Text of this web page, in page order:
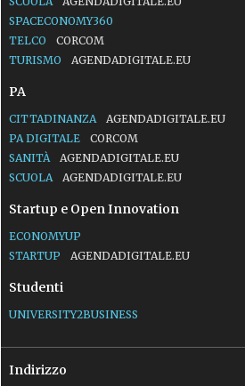
SPACECONOMY360
TELCO
CORCOM
TURISMO
AGENDADIGITALE.EU
PA
CITTADINANZA
AGENDADIGITALE.EU
PA DIGITALE
CORCOM
SANITÀ
AGENDADIGITALE.EU
SCUOLA
AGENDADIGITALE.EU
Startup e Open Innovation
ECONOMYUP
STARTUP
AGENDADIGITALE.EU
Studenti
UNIVERSITY2BUSINESS
Indirizzo